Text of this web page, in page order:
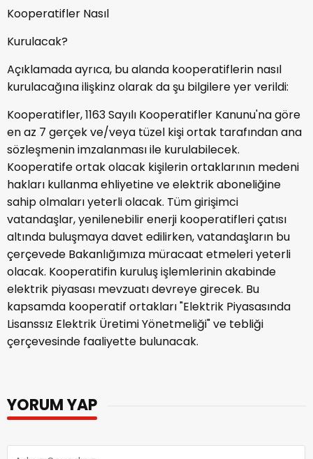
Kooperatifler Nasıl
Kurulacak?
Açıklamada ayrıca, bu alanda kooperatiflerin nasıl
kurulacağına ilişkinz olarak da şu bilgilere yer verildi:
Kooperatifler, 1163 Sayılı Kooperatifler Kanunu'na göre
en az 7 gerçek ve/veya tüzel kişi ortak tarafından ana
sözleşmenin imzalanması ile kurulabilecek.
Kooperatife ortak olacak kişilerin ortaklarının medeni
hakları kullanma ehliyetine ve elektrik aboneliğine
sahip olmaları yeterli olacak. Tüm girişimci
vatandaşlar, yenilenebilir enerji kooperatifleri çatısı
altında buluşmaya davet edilirken, vatandaşların bu
çerçevede Bakanlığımıza müracaat etmeleri yeterli
olacak. Kooperatifin kuruluş işlemlerinin akabinde
elektrik piyasası mevzuatı devreye girecek. Bu
kapsamda kooperatif ortakları "Elektrik Piyasasında
Lisanssız Elektrik Üretimi Yönetmeliği" ve tebliği
çerçevesinde faaliyette bulunacak.
YORUM YAP